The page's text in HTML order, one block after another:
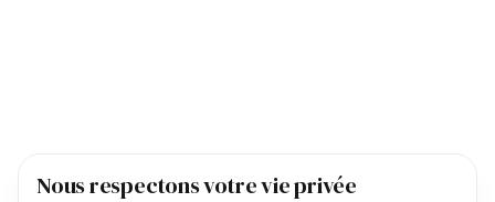
Nous respectons votre vie privée